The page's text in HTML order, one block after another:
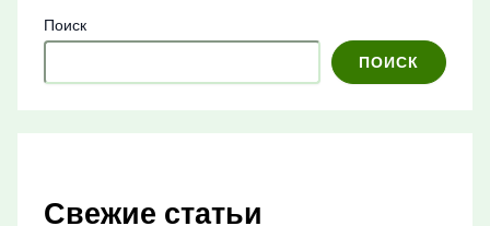
Поиск
ПОИСК
Свежие статьи